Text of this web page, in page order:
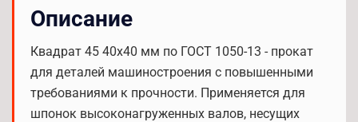
Описание
Квадрат 45 40х40 мм по ГОСТ 1050-13 - прокат
для деталей машиностроения с повышенными
требованиями к прочности. Применяется для
шпонок высоконагруженных валов, несущих